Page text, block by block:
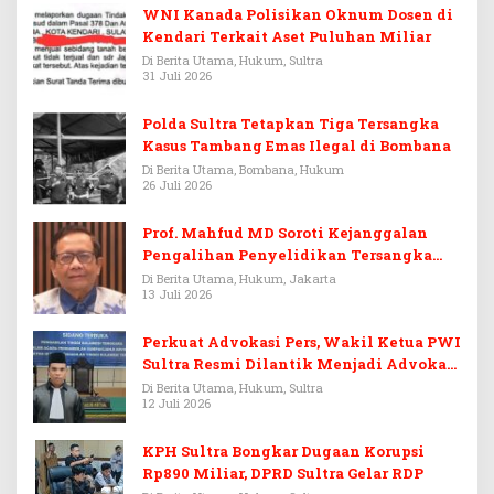
WNI Kanada Polisikan Oknum Dosen di
Kendari Terkait Aset Puluhan Miliar
Di Berita Utama, Hukum, Sultra
31 Juli 2026
Polda Sultra Tetapkan Tiga Tersangka
Kasus Tambang Emas Ilegal di Bombana
Di Berita Utama, Bombana, Hukum
26 Juli 2026
Prof. Mahfud MD Soroti Kejanggalan
Pengalihan Penyelidikan Tersangka
Febrie Adriansyah
Di Berita Utama, Hukum, Jakarta
13 Juli 2026
Perkuat Advokasi Pers, Wakil Ketua PWI
Sultra Resmi Dilantik Menjadi Advokat
PERADI
Di Berita Utama, Hukum, Sultra
12 Juli 2026
KPH Sultra Bongkar Dugaan Korupsi
Rp890 Miliar, DPRD Sultra Gelar RDP